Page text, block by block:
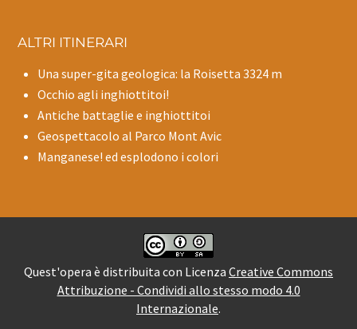
ALTRI ITINERARI
Una super-gita geologica: la Roisetta 3324 m
Occhio agli inghiottitoi!
Antiche battaglie e inghiottitoi
Geospettacolo al Parco Mont Avic
Manganese! ed esplodono i colori
Quest'opera è distribuita con Licenza Creative Commons
Attribuzione - Condividi allo stesso modo 4.0
Internazionale.